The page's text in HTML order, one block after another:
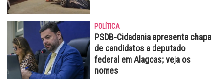
POLÍTICA
PSDB-Cidadania apresenta chapa
de candidatos a deputado
federal em Alagoas; veja os
nomes